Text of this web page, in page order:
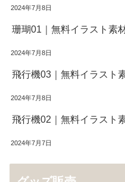
2024年7月8日
珊瑚01｜無料イラスト素
2024年7月8日
飛行機03｜無料イラスト
2024年7月8日
飛行機02｜無料イラスト
2024年7月7日